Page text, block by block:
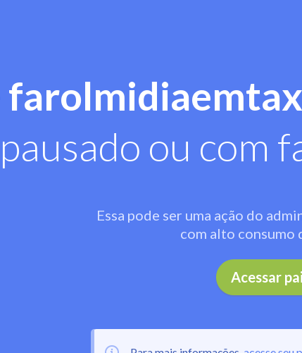
pausado ou com
Essa pode ser uma ação do
com alto consumo
Acessar